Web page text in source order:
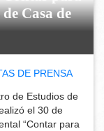
Casa de
DE PRENSA
de Estudios de
el 30 de
“Contar para